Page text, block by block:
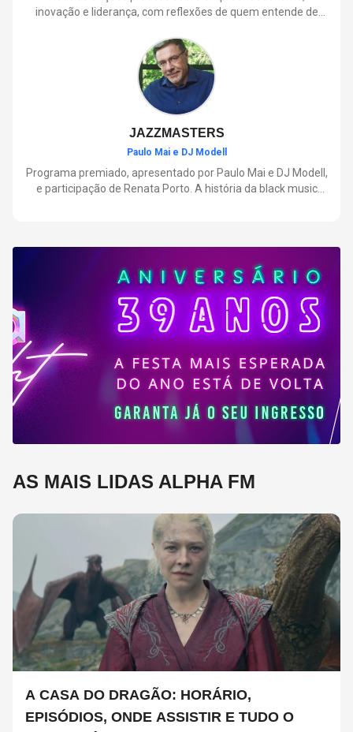
inovação e liderança, com reflexões de quem entende de
JAZZMASTERS
Paulo Mai e DJ Modell
Programa premiado, apresentado por Paulo Mai e DJ Modell,
e participação de Renata Porto. A história da black music
AS MAIS LIDAS ALPHA FM
A CASA DO DRAGÃO: HORÁRIO,
EPISÓDIOS, ONDE ASSISTIR E TUDO O